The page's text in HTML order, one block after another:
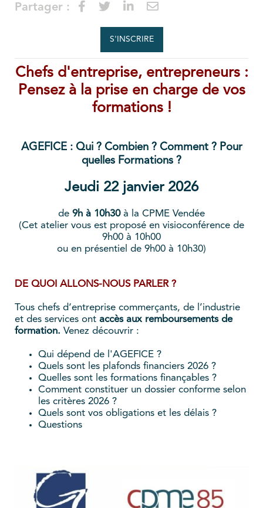
Partager :
S'INSCRIRE
Chefs d'entreprise, entrepreneurs :
Pensez à la prise en charge de vos
formations !
AGEFICE : Qui ? Combien ? Comment ? Pour
quelles Formations ?
Jeudi 22 janvier 2026
de 9h à 10h30à la CPME Vendée
(Cet atelier vous est proposé en visioconférence de
9h00 à 10h00
ou en présentiel de 9h00 à 10h30)
DE QUOI ALLONS-NOUS PARLER ?
Tous chefs d‘entreprise commerçants, de l’industrie
et des services ont accès aux remboursements de
formation. Venez découvrir :
Qui dépend de l'AGEFICE ?
Quels sont les plafonds financiers 2026 ?
Quelles sont les formations finançables ?
Comment constituer un dossier conforme selon
les critères 2026 ?
Quels sont vos obligations et les délais ?
Questions